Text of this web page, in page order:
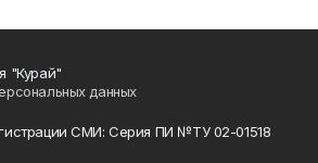
"Курай"
данных
СМИ: Серия ПИ №ТУ 02-01518